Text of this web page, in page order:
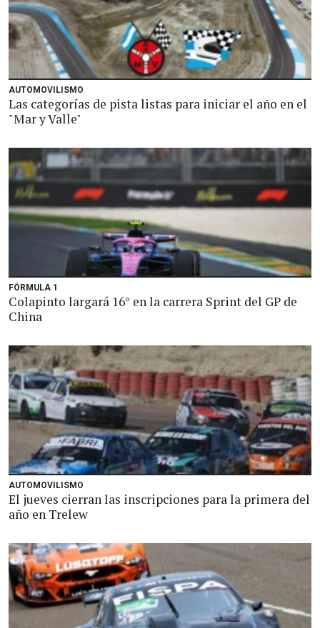
AUTOMOVILISMO
Las categorías de pista listas para iniciar el año en el
"Mar y Valle"
FÓRMULA 1
Colapinto largará 16° en la carrera Sprint del GP de
China
AUTOMOVILISMO
El jueves cierran las inscripciones para la primera del
año en Trelew